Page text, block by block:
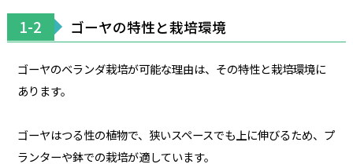
1-2 ゴーヤの特性と栽培環境
ゴーヤのベランダ栽培が可能な理由は、その特性と栽培環境に
あります。
ゴーヤはつる性の植物で、狭いスペースでも上に伸びるため、プ
ランターや鉢での栽培が適しています。